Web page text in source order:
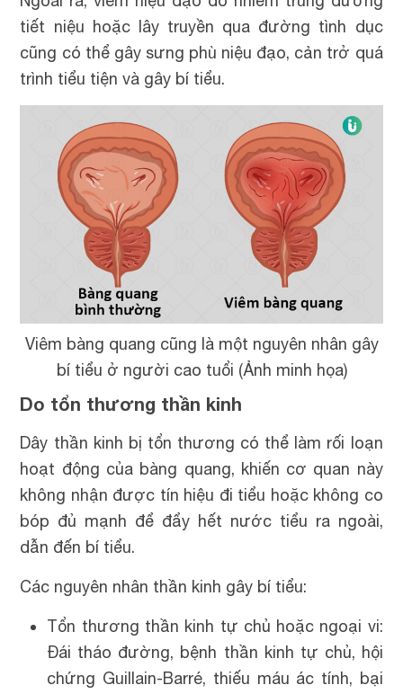
tiết niệu hoặc lây truyền qua đường tình dục
cũng có thể gây sưng phù niệu đạo, cản trở quá
trình tiểu tiện và gây bí tiểu.
Viêm bàng quang cũng là một nguyên nhân gây
bí tiểu ở người cao tuổi (Ảnh minh họa)
Do tổn thương thần kinh
Dây thần kinh bị tổn thương có thể làm rối loạn
hoạt động của bàng quang, khiến cơ quan này
không nhận được tín hiệu đi tiểu hoặc không co
bóp đủ mạnh để đẩy hết nước tiểu ra ngoài,
dẫn đến bí tiểu.
Các nguyên nhân thần kinh gây bí tiểu:
Tổn thương thần kinh tự chủ hoặc ngoại vi:
Đái tháo đường, bệnh thần kinh tự chủ, hội
chứng Guillain-Barré, thiếu máu ác tính, bại